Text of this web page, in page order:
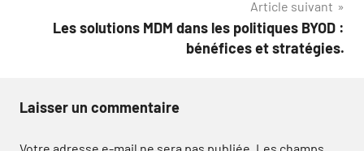
Article suivant
Les solutions MDM dans les politiques BYOD :
bénéfices et stratégies.
Laisser un commentaire